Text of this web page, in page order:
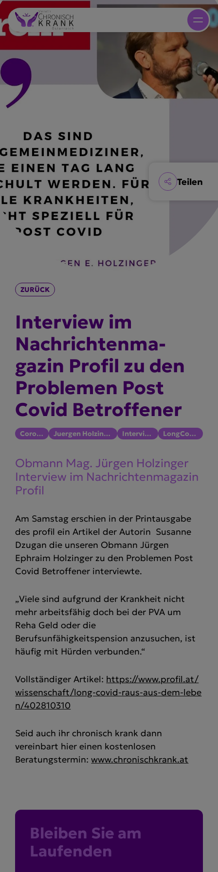
ZURÜCK
Interview im
Nachrich­ten­ma­
gazin Profil zu den
Problemen Post
Covid Betrof­fener
Corona Juergen Holzinger Interview LongCovid
Obmann Mag. Jürgen Holzinger
Interview im Nachrich­ten­ma­gazin
Profil
Am Samstag erschien in der Printausgabe
des profil ein Artikel der Autorin Susanne
Dzugan die unseren Obmann Jürgen
Ephraim Holzinger zu den Problemen Post
Covid Betroffener interviewte.
„Viele sind aufgrund der Krankheit nicht
mehr arbeitsfähig doch bei der PVA um
Reha Geld oder die
Berufsunfähigkeitspension anzusuchen, ist
häufig mit Hürden verbunden.“
Vollständiger Artikel: https://www.profil.at/
wissenschaft/long-covid-raus-aus-dem-lebe
n/402810310
Seid auch ihr chronisch krank dann
vereinbart hier einen kostenlosen
Beratungstermin:www.chronischkrank.at
Teilen
Bleiben Sie am
Laufenden